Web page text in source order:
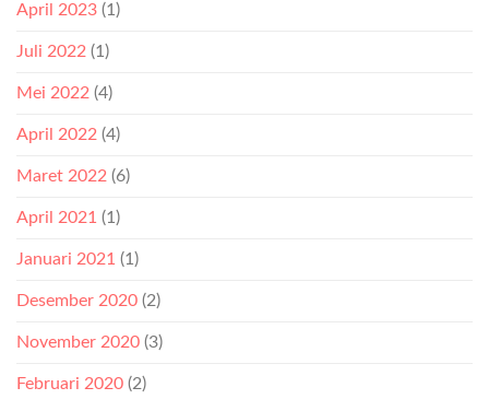
April 2023 (1)
Juli 2022 (1)
Mei 2022 (4)
April 2022 (4)
Maret 2022 (6)
April 2021 (1)
Januari 2021 (1)
Desember 2020 (2)
November 2020 (3)
Februari 2020 (2)